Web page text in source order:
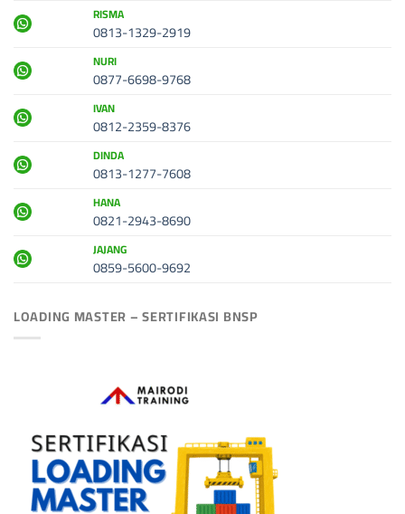
RISMA
0813-1329-2919
NURI
0877-6698-9768
IVAN
0812-2359-8376
DINDA
0813-1277-7608
HANA
0821-2943-8690
JAJANG
0859-5600-9692
LOADING MASTER – SERTIFIKASI BNSP